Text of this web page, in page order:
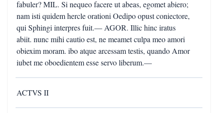
fabuler? MIL. Si nequeo facere ut abeas, egomet abiero;
nam isti quidem hercle orationi Oedipo opust coniectore,
qui Sphingi interpres fuit.— AGOR. Illic hinc iratus
abiit. nunc mihi cautio est, ne meamet culpa meo amori
obiexim moram. ibo atque arcessam testis, quando Amor
iubet me oboedientem esse servo liberum.—
ACTVS II